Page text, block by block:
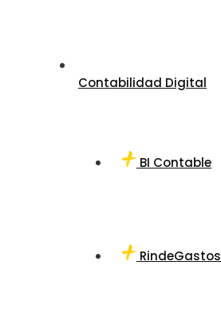
Contabilidad Digital
BI Contable
RindeGastos